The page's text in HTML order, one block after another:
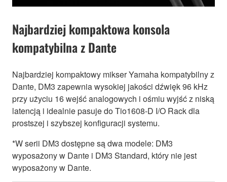
Najbardziej kompaktowa konsola
kompatybilna z Dante
Najbardziej kompaktowy mikser Yamaha kompatybilny z
Dante, DM3 zapewnia wysokiej jakości dźwięk 96 kHz
przy użyciu 16 wejść analogowych i ośmiu wyjść z niską
latencją i idealnie pasuje do Tio1608-D I/O Rack dla
prostszej i szybszej konfiguracji systemu.
*W serii DM3 dostępne są dwa modele: DM3
wyposażony w Dante i DM3 Standard, który nie jest
wyposażony w Dante.